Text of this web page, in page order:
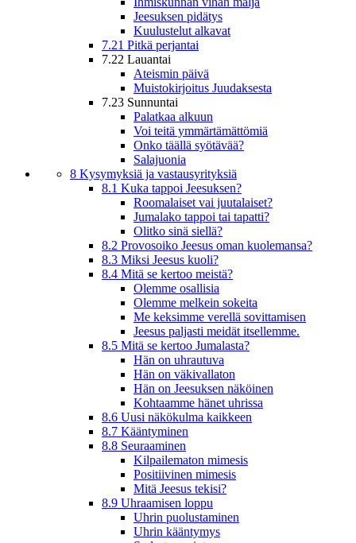
Jeesuksen pidätys
Kuulustelut alkavat
7.21 Pitkä perjantai
7.22 Lauantai
Ateismin päivä
Muistokirjoitus Juudaksesta
7.23 Sunnuntai
Palatkaa alkuun
Voi teitä ymmärtämättömiä
Onko täällä syötävää?
Salajuonia
8 Kysymyksiä ja vastausyrityksiä
8.1 Kuka tappoi Jeesuksen?
Roomalaiset vai juutalaiset?
Jumalako tappoi tai tapatti?
Olitko sinä siellä?
8.2 Provosoiko Jeesus oman kuolemansa?
8.3 Miksi Jeesus kuoli?
8.4 Mitä se kertoo meistä?
Olemme osallisia
Olemme melkein sokeita
Me keksimme verellä sovittamisen
Jeesus paljasti meidät itsellemme.
8.5 Mitä se kertoo Jumalasta?
Hän on uhrautuva
Hän on väkivallaton
Hän on Jeesuksen näköinen
Kohtaamme hänet uhrissa
8.6 Uusi näkökulma kaikkeen
8.7 Kääntyminen
8.8 Seuraaminen
Kilpailematon mimesis
Positiivinen mimesis
Mitä Jeesus tekisi?
8.9 Uhraamisen loppu
Uhrin puolustaminen
Uhrin kääntymys